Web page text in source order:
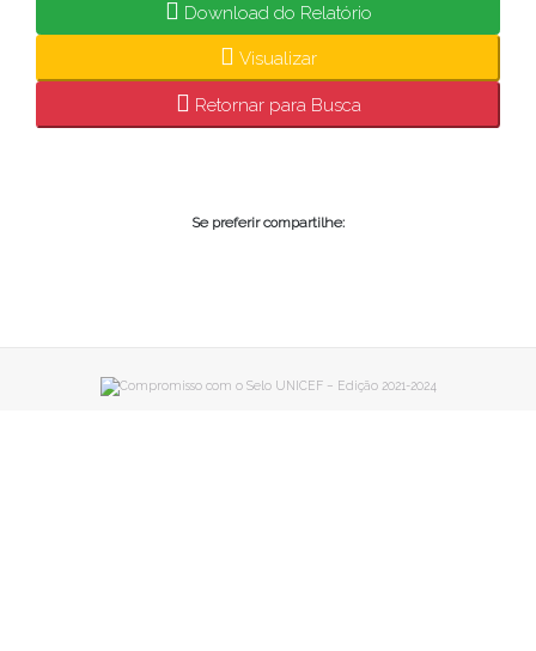
Download do Relatório
Visualizar
Retornar para Busca
Se preferir compartilhe: